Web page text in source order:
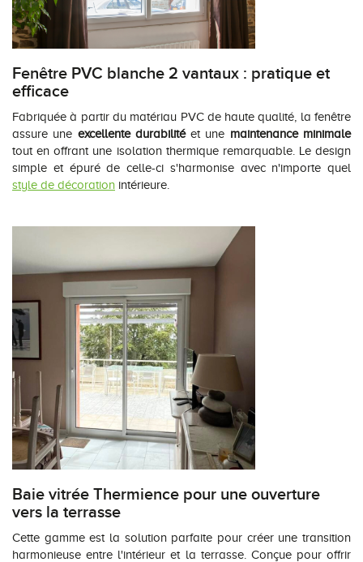
Fenêtre PVC blanche 2 vantaux : pratique et
efficace
Fabriquée à partir du matériau PVC de haute qualité, la fenêtre
assure une excellente durabilitéet une maintenance minimale
tout en offrant une isolation thermique remarquable. Le design
simple et épuré de celle-ci s'harmonise avec n'importe quel
style de décoration intérieure.
Baie vitrée Thermience pour une ouverture
vers la terrasse
Cette gamme est la solution parfaite pour créer une transition
harmonieuse entre l'intérieur et la terrasse. Conçue pour offrir